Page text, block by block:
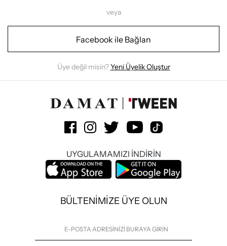
veya
Facebook ile Bağlan
Üye değil misin?Yeni Üyelik Oluştur
UYGULAMAMIZI İNDİRİN
BÜLTENİMİZE ÜYE OLUN